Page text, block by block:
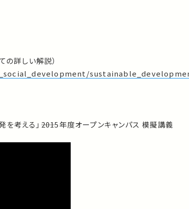
の詳しい解説）
考える」――2015年度オープンキャンパス 模擬講義